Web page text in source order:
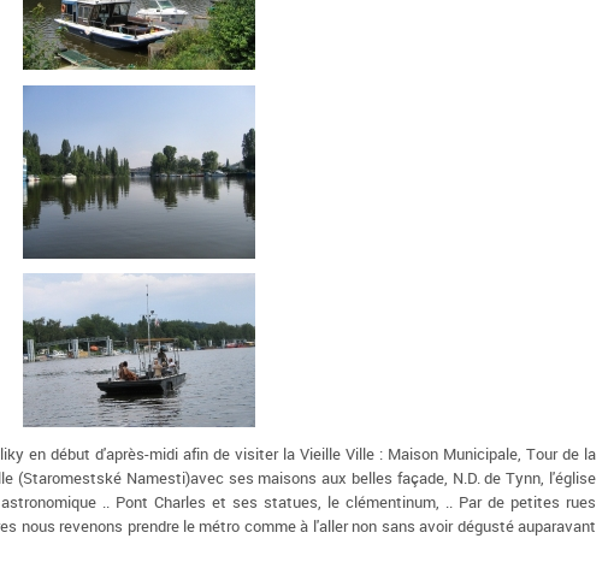
en début d'après-midi afin de visiter la Vieille Ville : Maison Municipale, Tour de la
(Staromestské Namesti)avec ses maisons aux belles façade, N.D. de Tynn, l'église
.. Pont Charles et ses statues, le clémentinum, .. Par de petites rues
nous revenons prendre le métro comme à l'aller non sans avoir dégusté auparavant